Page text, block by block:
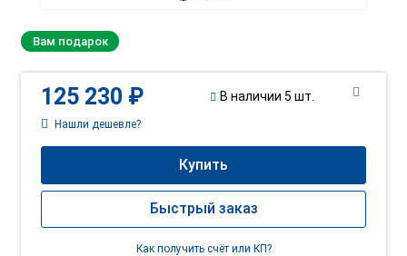
Вам подарок
125 230 ₽ В наличии 5 шт.
Нашли дешевле?
Купить
Быстрый заказ
Как получить счёт или КП?